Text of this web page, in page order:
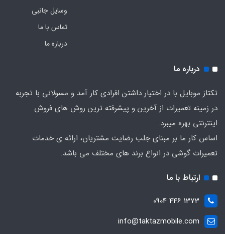
وسایل جانبی
تماس با ما
درباره ما
درباره ما
تکتاز موبایل با در اختیار داشتن افرادی کار آمد و مسولانی با تجربه
در زمینه تعمیرات از آخرین و پیشرفته ترین روش های فروش
اینترنتی بهره میبرد.
اساس کار ما بر مبنای جلب رضایت مشتریان، ارائه ی خدمات
تعمیرات گوشی در انواع برند های مختلف می باشد.
ارتباط با ما
1373 446 0904
info@taktazmobile.com